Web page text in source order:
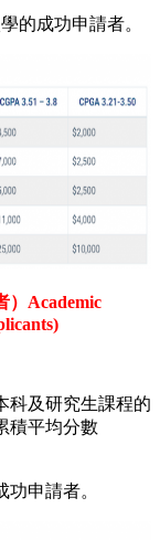
的成功申請者。
）Academic
科及研究生課程的
積平均分數
功申請者。